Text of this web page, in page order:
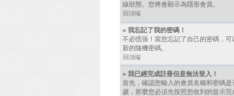
線狀態。您將會顯示為隱形會員。
回頂端
» 我忘記了我的密碼！
不必慌張！當您忘記了自己的密碼，
新的隨機密碼。
回頂端
» 我已經完成註冊但是無法登入！
首先，確認您輸入的會員名稱和密碼
歲，那麼您必須先按照您收到的提示